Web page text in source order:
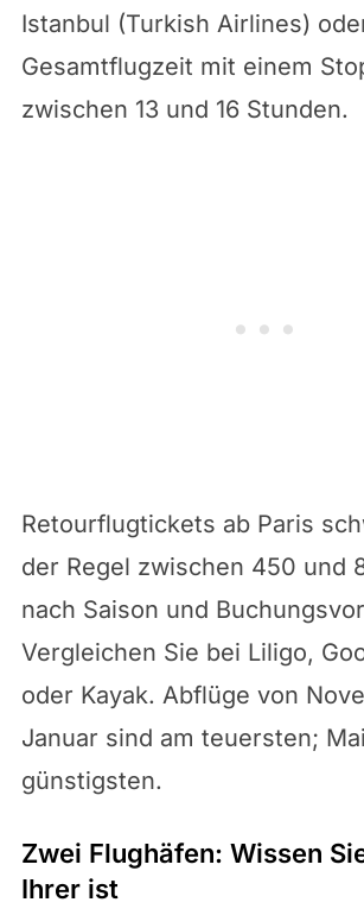
Istanbul (Turkish Airlines)
Gesamtflugzeit mit einem
zwischen 13 und 16 Stunden.
Retourflugtickets ab Paris
der Regel zwischen 450 und
nach Saison und
Vergleichen Sie bei Liligo,
oder Kayak. Abflüge von
Januar sind am teuersten;
günstigsten.
Zwei Flughäfen: Wissen
Ihrer ist